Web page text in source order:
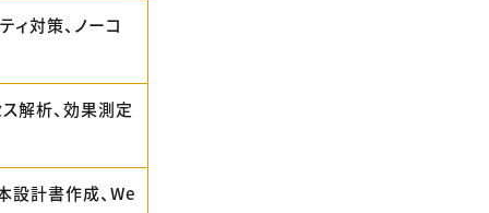
ィ対策、ノーコ
ス解析、効果測定
設計書作成、We